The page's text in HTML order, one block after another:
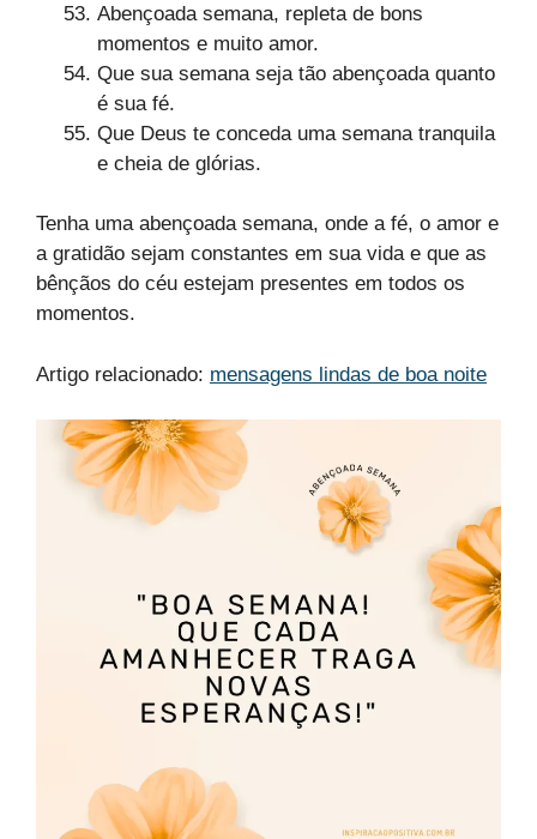
Abençoada semana, repleta de bons
momentos e muito amor.
Que sua semana seja tão abençoada quanto
é sua fé.
Que Deus te conceda uma semana tranquila
e cheia de glórias.
Tenha uma abençoada semana, onde a fé, o amor e
a gratidão sejam constantes em sua vida e que as
bênçãos do céu estejam presentes em todos os
momentos.
Artigo relacionado: mensagens lindas de boa noite